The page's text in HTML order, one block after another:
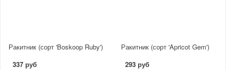
Ракитник (сорт 'Boskoop Ruby')
337 руб
Ракитник (сорт 'Apricot Gem')
293 руб